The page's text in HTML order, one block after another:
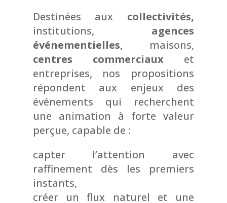
Destinées aux collectivités,
institutions, agences
événementielles, maisons,
centres commerciaux et
entreprises, nos propositions
répondent aux enjeux des
événements qui recherchent
une animation à forte valeur
perçue, capable de :
capter l’attention avec
raffinement dès les premiers
instants,
créer un flux naturel et une